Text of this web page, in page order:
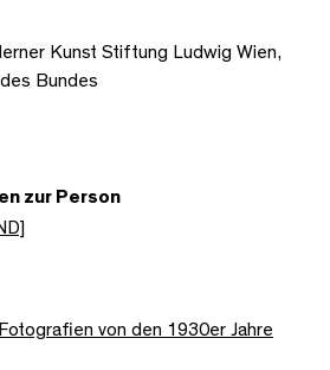
Kunst Stiftung Ludwig Wien,
Bundes
zur Person
von den 1930er Jahre